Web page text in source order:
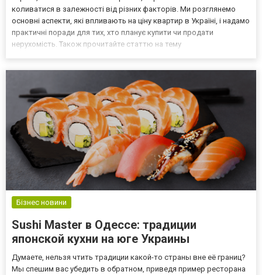
коливатися в залежності від різних факторів. Ми розглянемо
основні аспекти, які впливають на ціну квартир в Україні, і надамо
практичні поради для тих, хто планує купити чи продати
нерухомість. Також прочитайте статтю на тему
Бізнес новини
Sushi Master в Одессе: традиции
японской кухни на юге Украины
Думаете, нельзя чтить традиции какой-то страны вне её границ?
Мы спешим вас убедить в обратном, приведя пример ресторана